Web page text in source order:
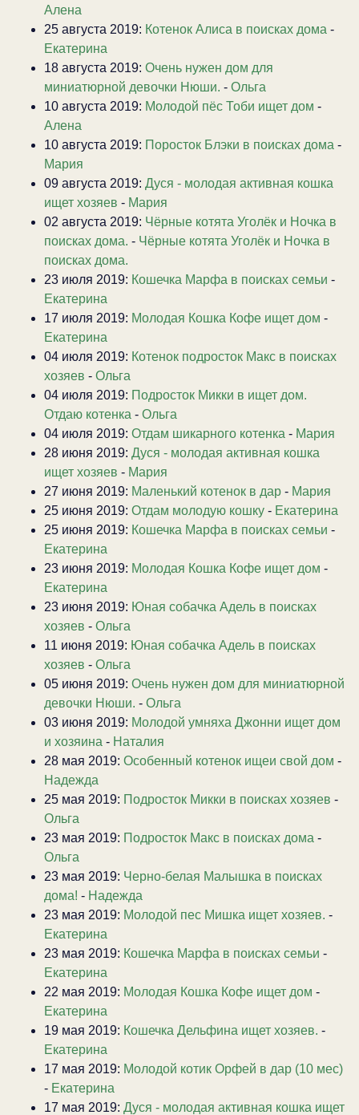
Алена
25 августа 2019: Котенок Алиса в поисках дома -
Екатерина
18 августа 2019: Очень нужен дом для
миниатюрной девочки Нюши. - Ольга
10 августа 2019: Молодой пёс Тоби ищет дом -
Алена
10 августа 2019: Поросток Блэки в поисках дома -
Мария
09 августа 2019: Дуся - молодая активная кошка
ищет хозяев - Мария
02 августа 2019: Чёрные котята Уголёк и Ночка в
поисках дома. - Чёрные котята Уголёк и Ночка в
поисках дома.
23 июля 2019: Кошечка Марфа в поисках семьи -
Екатерина
17 июля 2019: Молодая Кошка Кофе ищет дом -
Екатерина
04 июля 2019: Котенок подросток Макс в поисках
хозяев - Ольга
04 июля 2019: Подросток Микки в ищет дом.
Отдаю котенка - Ольга
04 июля 2019: Отдам шикарного котенка - Мария
28 июня 2019: Дуся - молодая активная кошка
ищет хозяев - Мария
27 июня 2019: Маленький котенок в дар - Мария
25 июня 2019: Отдам молодую кошку - Екатерина
25 июня 2019: Кошечка Марфа в поисках семьи -
Екатерина
23 июня 2019: Молодая Кошка Кофе ищет дом -
Екатерина
23 июня 2019: Юная собачка Адель в поисках
хозяев - Ольга
11 июня 2019: Юная собачка Адель в поисках
хозяев - Ольга
05 июня 2019: Очень нужен дом для миниатюрной
девочки Нюши. - Ольга
03 июня 2019: Молодой умняха Джонни ищет дом
и хозяина - Наталия
28 мая 2019: Особенный котенок ищеи свой дом -
Надежда
25 мая 2019: Подросток Микки в поисках хозяев -
Ольга
23 мая 2019: Подросток Макс в поисках дома -
Ольга
23 мая 2019: Черно-белая Малышка в поисках
дома! - Надежда
23 мая 2019: Молодой пес Мишка ищет хозяев. -
Екатерина
23 мая 2019: Кошечка Марфа в поисках семьи -
Екатерина
22 мая 2019: Молодая Кошка Кофе ищет дом -
Екатерина
19 мая 2019: Кошечка Дельфина ищет хозяев. -
Екатерина
17 мая 2019: Молодой котик Орфей в дар (10 мес)
- Екатерина
17 мая 2019: Дуся - молодая активная кошка ищет